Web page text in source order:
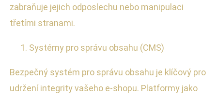
zabraňuje jejich odposlechu nebo manipulaci
třetími stranami.
Systémy pro správu obsahu (CMS)
Bezpečný systém pro správu obsahu je klíčový pro
udržení integrity vašeho e-shopu. Platformy jako